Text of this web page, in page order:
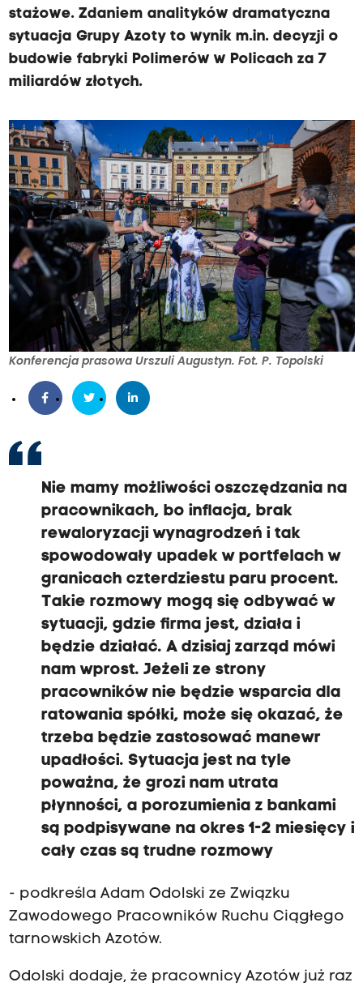
stażowe. Zdaniem analityków dramatyczna
sytuacja Grupy Azoty to wynik m.in. decyzji o
budowie fabryki Polimerów w Policach za 7
miliardów złotych.
Konferencja prasowa Urszuli Augustyn. Fot. P. Topolski
Nie mamy możliwości oszczędzania na
pracownikach, bo inflacja, brak
rewaloryzacji wynagrodzeń i tak
spowodowały upadek w portfelach w
granicach czterdziestu paru procent.
Takie rozmowy mogą się odbywać w
sytuacji, gdzie firma jest, działa i
będzie działać. A dzisiaj zarząd mówi
nam wprost. Jeżeli ze strony
pracowników nie będzie wsparcia dla
ratowania spółki, może się okazać, że
trzeba będzie zastosować manewr
upadłości. Sytuacja jest na tyle
poważna, że grozi nam utrata
płynności, a porozumienia z bankami
są podpisywane na okres 1-2 miesięcy i
cały czas są trudne rozmowy
- podkreśla Adam Odolski ze Związku
Zawodowego Pracowników Ruchu Ciągłego
tarnowskich Azotów.
Odolski dodaje, że pracownicy Azotów już raz